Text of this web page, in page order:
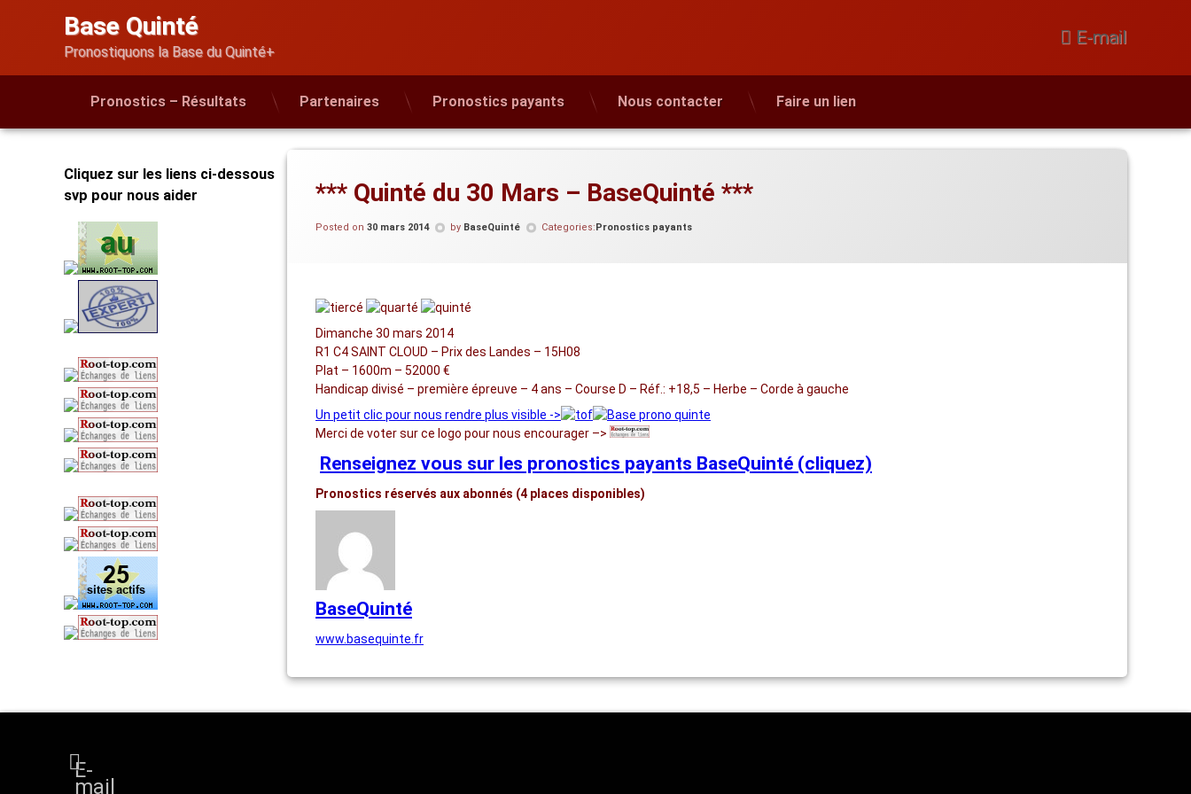
Base Quinté
Pronostiquons la Base du Quinté+
E-mail
Pronostics – Résultats Partenaires Pronostics payants Nous contacter Faire un lien
*** Quinté du 30 Mars – BaseQuinté ***
Posted on 30 mars 2014 by BaseQuinté Categories:Pronostics payants
Dimanche 30 mars 2014
R1 C4 SAINT CLOUD – Prix des Landes – 15H08
Plat – 1600m – 52000 €
Handicap divisé – première épreuve – 4 ans – Course D – Réf.: +18,5 – Herbe – Corde à gauche
Un petit clic pour nous rendre plus visible ->
Merci de voter sur ce logo pour nous encourager –>
Renseignez vous sur les pronostics payants BaseQuinté (cliquez)
Pronostics réservés aux abonnés (4 places disponibles)
BaseQuinté
www.basequinte.fr
Cliquez sur les liens ci-dessous
svp pour nous aider
E-
mail